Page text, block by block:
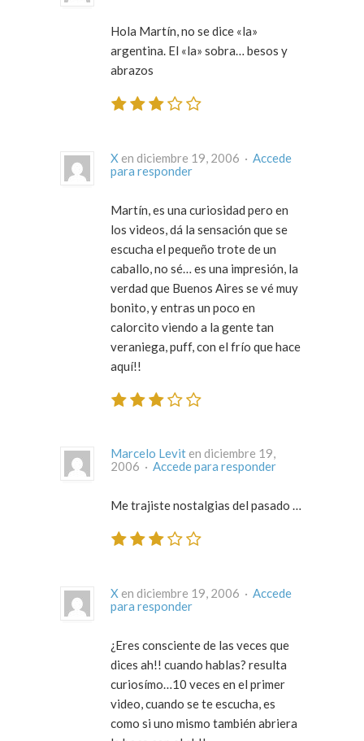
Hola Martín, no se dice «la»
argentina. El «la» sobra… besos y
abrazos
X en diciembre 19, 2006 · Accede
para responder
Martín, es una curiosidad pero en
los videos, dá la sensación que se
escucha el pequeño trote de un
caballo, no sé… es una impresión, la
verdad que Buenos Aires se vé muy
bonito, y entras un poco en
calorcito viendo a la gente tan
veraniega, puff, con el frío que hace
aquí!!
Marcelo Levit en diciembre 19,
2006 · Accede para responder
Me trajiste nostalgias del pasado …
X en diciembre 19, 2006 · Accede
para responder
¿Eres consciente de las veces que
dices ah!! cuando hablas? resulta
curiosímo…10 veces en el primer
video, cuando se te escucha, es
como si uno mismo también abriera